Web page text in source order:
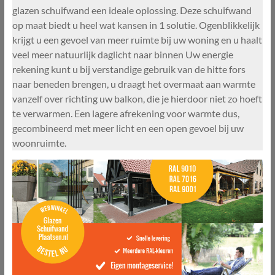
glazen schuifwand een ideale oplossing. Deze schuifwand
op maat biedt u heel wat kansen in 1 solutie. Ogenblikkelijk
krijgt u een gevoel van meer ruimte bij uw woning en u haalt
veel meer natuurlijk daglicht naar binnen Uw energie
rekening kunt u bij verstandige gebruik van de hitte fors
naar beneden brengen, u draagt het overmaat aan warmte
vanzelf over richting uw balkon, die je hierdoor niet zo hoeft
te verwarmen. Een lagere afrekening voor warmte dus,
gecombineerd met meer licht en een open gevoel bij uw
woonruimte.